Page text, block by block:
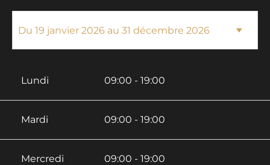
Lundi 09:00 - 19:00
Mardi 09:00 - 19:00
Mercredi 09:00 - 19:00